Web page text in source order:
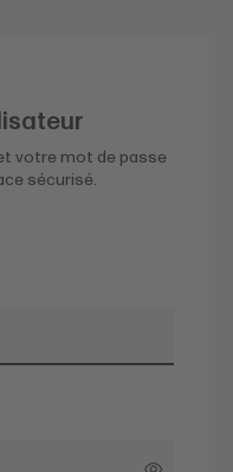
votre mot de passe
sécurisé.